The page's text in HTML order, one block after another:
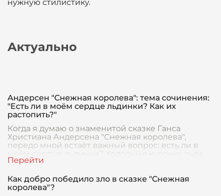
нужную стилистику.
Актуально
Андерсен "Снежная королева": тема сочинения:
"Есть ли в моём сердце льдинки? Как их
растопить?"
Когда я думаю о знаменитой сказке Ганса
Христиана Андерсена "Снежная королева",
передо мной встаёт важный вопрос: есть ли в
моём сердце льдинки? Холодные кусочки льда,
замораживающ
Как добро победило зло в сказке "Снежная
королева"?